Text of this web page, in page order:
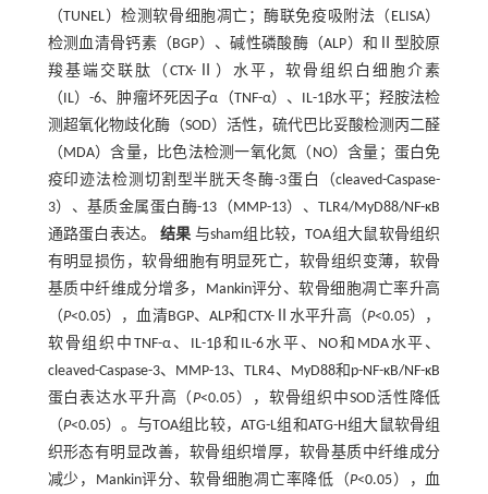
（TUNEL）检测软骨细胞凋亡；酶联免疫吸附法（ELISA）
检测血清骨钙素（BGP）、碱性磷酸酶（ALP）和Ⅱ型胶原
羧基端交联肽（CTX-Ⅱ）水平，软骨组织白细胞介素
（IL）-6、肿瘤坏死因子α（TNF-α）、IL-1β水平；羟胺法检
测超氧化物歧化酶（SOD）活性，硫代巴比妥酸检测丙二醛
（MDA）含量，比色法检测一氧化氮（NO）含量；蛋白免
疫印迹法检测切割型半胱天冬酶-3蛋白（cleaved-Caspase-
3）、基质金属蛋白酶-13（MMP-13）、TLR4/MyD88/NF-κB
通路蛋白表达。 结果 与sham组比较，TOA组大鼠软骨组织
有明显损伤，软骨细胞有明显死亡，软骨组织变薄，软骨
基质中纤维成分增多，Mankin评分、软骨细胞凋亡率升高
（P<0.05），血清BGP、ALP和CTX-Ⅱ水平升高（P<0.05），
软骨组织中TNF-α、IL-1β和IL-6水平、NO和MDA水平、
cleaved-Caspase-3、MMP-13、TLR4、MyD88和p-NF-κB/NF-κB
蛋白表达水平升高（P<0.05），软骨组织中SOD活性降低
（P<0.05）。与TOA组比较，ATG-L组和ATG-H组大鼠软骨组
织形态有明显改善，软骨组织增厚，软骨基质中纤维成分
减少，Mankin评分、软骨细胞凋亡率降低（P<0.05），血